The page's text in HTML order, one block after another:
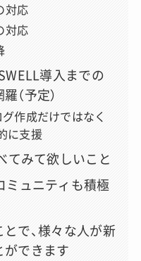
対応
対応
導入までの
（予定）
作成だけではなく
に支援
てみて欲しいこと
ミュニティも積極
で、様々な人が新
できます